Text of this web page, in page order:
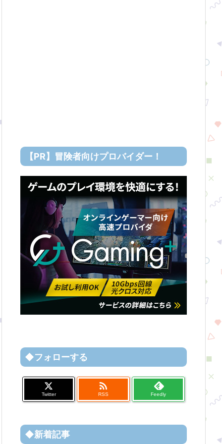
【PR】冒険者向けプロバイダー！
◆フォローする
Twitter

RSS Feedly
◆新着記事